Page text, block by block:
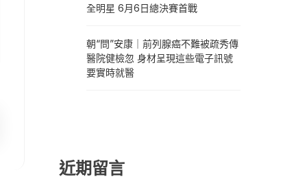
全明星 6月6日總決賽首戰
朝“問”安康｜前列腺癌不難被疏秀傳
醫院健檢忽 身材呈現這些電子訊號
要實時就醫
近期留言